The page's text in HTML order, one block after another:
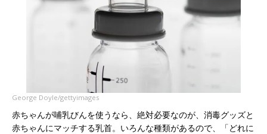
George Doyle/gettyimages
赤ちゃんが哺乳びんを使うなら、絶対必要なのが、消毒グッズと
赤ちゃんにマッチする乳首。いろんな種類があるので、「どれに